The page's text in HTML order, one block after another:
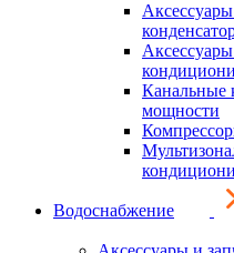
Канальные
мощности
Водоснабжение